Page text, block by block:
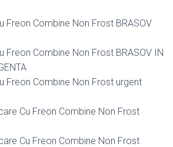
Freon Combine Non Frost BRASOV
Freon Combine Non Frost BRASOV IN
Freon Combine Non Frost urgent
Cu Freon Combine Non Frost
Cu Freon Combine Non Frost